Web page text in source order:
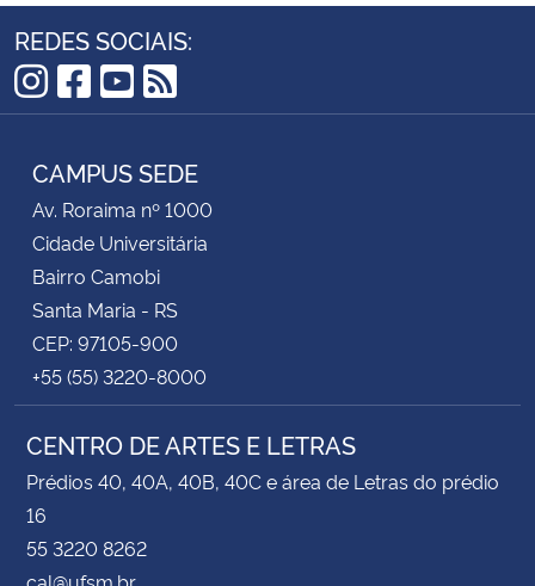
REDES SOCIAIS:
Instagram
Facebook
YouTube
RSS
CAMPUS SEDE
Av. Roraima nº 1000
Cidade Universitária
Bairro Camobi
Santa Maria - RS
CEP: 97105-900
+55 (55) 3220-8000
CENTRO DE ARTES E LETRAS
Prédios 40, 40A, 40B, 40C e área de Letras do prédio
16
55 3220 8262
cal@ufsm.br